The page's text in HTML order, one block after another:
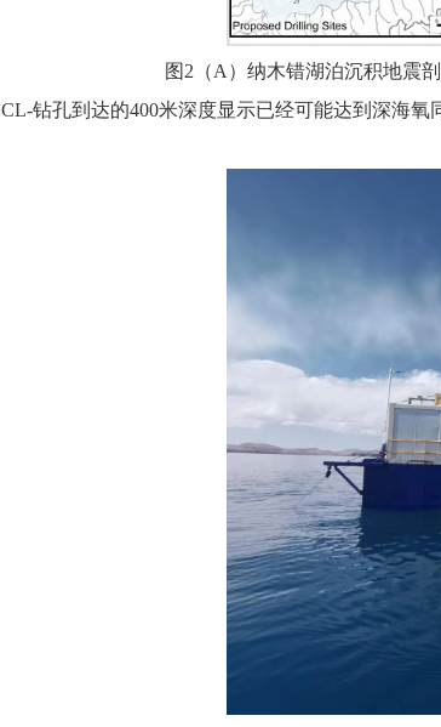
图2（A）纳木错湖泊沉积地震
CL-钻孔到达的400米深度显示已经可能达到深海氧